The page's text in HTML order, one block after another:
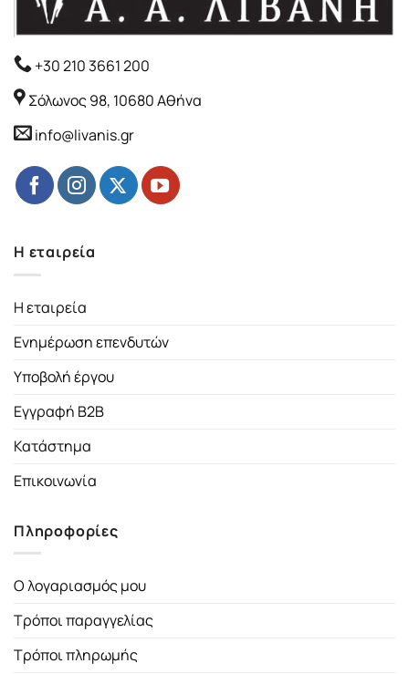
+30 210 3661 200
Σόλωνος 98, 10680 Αθήνα
info@livanis.gr
Η εταιρεία
Η εταιρεία
Ενημέρωση επενδυτών
Υποβολή έργου
Εγγραφή B2B
Κατάστημα
Επικοινωνία
Πληροφορίες
Ο λογαριασμός μου
Τρόποι παραγγελίας
Τρόποι πληρωμής